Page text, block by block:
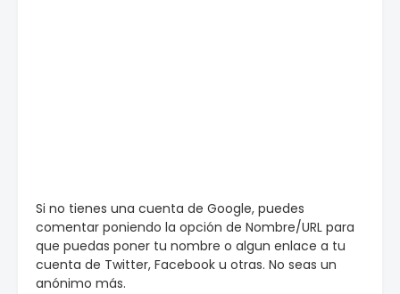
Si no tienes una cuenta de Google, puedes
comentar poniendo la opción de Nombre/URL para
que puedas poner tu nombre o algun enlace a tu
cuenta de Twitter, Facebook u otras. No seas un
anónimo más.